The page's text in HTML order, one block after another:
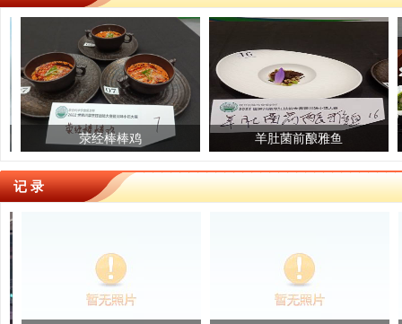
荥经棒棒鸡 羊肚菌前酿雅鱼
爱媛冻橙 红富士苹果
记 录